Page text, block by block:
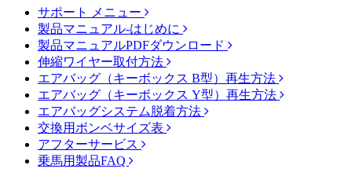
サポート メニュー
製品マニュアル-はじめに
製品マニュアルPDFダウンロード
伸縮ワイヤー取付方法
エアバッグ（キーボックス B型）再生方法
エアバッグ（キーボックス Y型）再生方法
エアバッグシステム脱着方法
交換用ボンベサイズ表
アフターサービス
乗馬用製品FAQ